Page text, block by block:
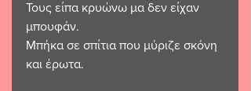
Τους είπα κρυώνω μα δεν είχαν
μπουφάν.
Μπήκα σε σπίτια που μύριζε σκόνη
και έρωτα.